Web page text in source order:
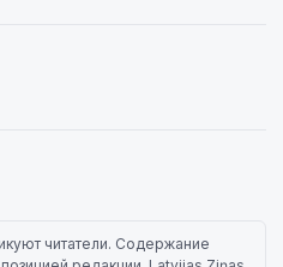
читатели. Содержание